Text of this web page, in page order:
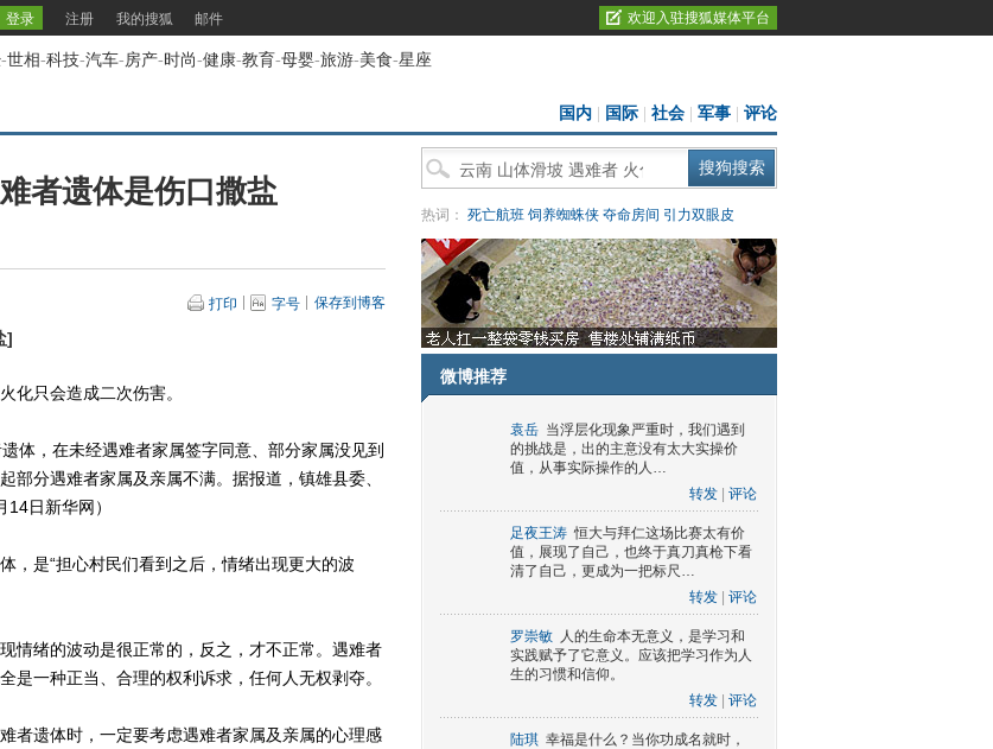
注册 我的搜狐 邮件 欢迎入驻搜狐媒体平台
-世相-科技-汽车-房产-时尚-健康-教育-母婴-旅游-美食-星座
国内 国际 社会 军事 评论
者遗体是伤口撒盐
打印 字号 保存到博客
]
只会造成二次伤害。
，在未经遇难者家属签字同意、部分家属没见到
部分遇难者家属及亲属不满。据报道，镇雄县委、
日新华网）
是“担心村民们看到之后，情绪出现更大的波
绪的波动是很正常的，反之，才不正常。遇难者
是一种正当、合理的权利诉求，任何人无权剥夺。
遗体时，一定要考虑遇难者家属及亲属的心理感
热词： 死亡航班 饲养蜘蛛侠 夺命房间 引力双眼皮
微博推荐
袁岳 当浮层化现象严重时，我们遇到
的挑战是，出的主意没有太大实操价
值，从事实际操作的人…
转发
评论
足夜王涛 恒大与拜仁这场比赛太有价
值，展现了自己，也终于真刀真枪下看
清了自己，更成为一把标尺…
转发
评论
罗崇敏 人的生命本无意义，是学习和
实践赋予了它意义。应该把学习作为人
生的习惯和信仰。
转发
评论
陆琪 幸福是什么？当你功成名就时，